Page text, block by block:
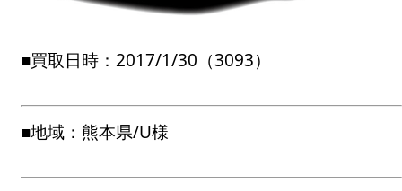
■買取日時：2017/1/30（3093）
■地域：熊本県/U様